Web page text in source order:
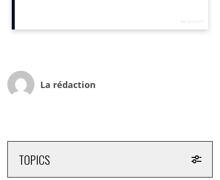
jeux d’éveil ou d’empilement (l’os intelligent) comme
Isabelle MusnikLa rédaction
TOPICS